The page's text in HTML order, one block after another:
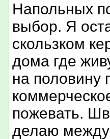
Напольных
выбор. Я
скользком
дома где
на
пожевать.
делаю